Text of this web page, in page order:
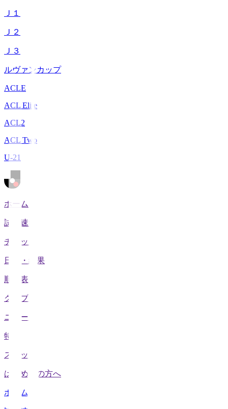
Ｊ１
Ｊ２
Ｊ３
ルヴァンカップ
ACLE
ACL Elite
ACL2
ACL Two
U-21
ホーム
試合速報
チケット
日程・結果
順位表
クラブ
ニュース
特集
スタッツ
はじめての方へ
ホーム